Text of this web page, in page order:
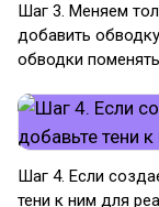
Шаг 3. Меняем
добавить
обводки
Шаг 4. Если
тени к ним для